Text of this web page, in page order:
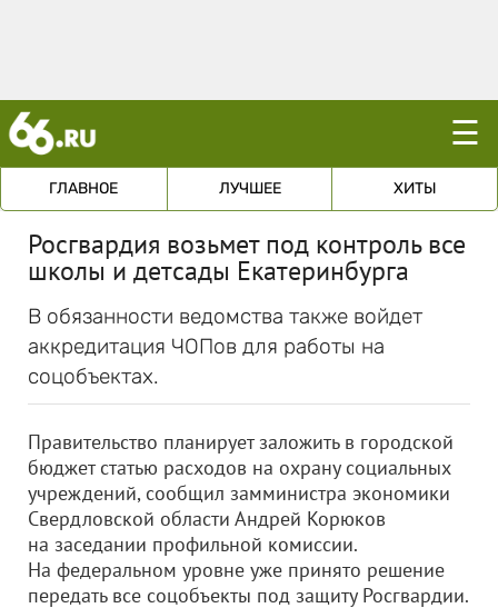
☰
ГЛАВНОЕ ЛУЧШЕЕ ХИТЫ
Росгвардия возьмет под контроль все
школы и детсады Екатеринбурга
В обязанности ведомства также войдет
аккредитация ЧОПов для работы на
соцобъектах.
Правительство планирует заложить в городской
бюджет статью расходов на охрану социальных
учреждений, сообщил замминистра экономики
Свердловской области Андрей Корюков
на заседании профильной комиссии.
На федеральном уровне уже принято решение
передать все соцобъекты под защиту Росгвардии.